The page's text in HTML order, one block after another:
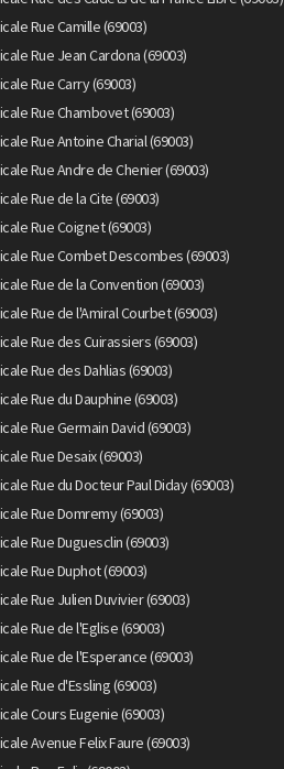
Rue Camille (69003)
Rue Jean Cardona (69003)
Rue Carry (69003)
Rue Chambovet (69003)
Rue Antoine Charial (69003)
Rue Andre de Chenier (69003)
Rue de la Cite (69003)
Rue Coignet (69003)
Rue Combet Descombes (69003)
Rue de la Convention (69003)
Rue de l'Amiral Courbet (69003)
Rue des Cuirassiers (69003)
Rue des Dahlias (69003)
Rue du Dauphine (69003)
Rue Germain David (69003)
Rue Desaix (69003)
Rue du Docteur Paul Diday (69003)
Rue Domremy (69003)
Rue Duguesclin (69003)
Rue Duphot (69003)
Rue Julien Duvivier (69003)
Rue de l'Eglise (69003)
Rue de l'Esperance (69003)
Rue d'Essling (69003)
Cours Eugenie (69003)
Avenue Felix Faure (69003)